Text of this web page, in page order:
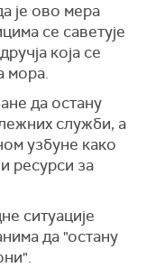
је ово мера
се саветује
која се
мора.
да остану
служби, а
узбуне како
ресурси за
ситуације
да "остану